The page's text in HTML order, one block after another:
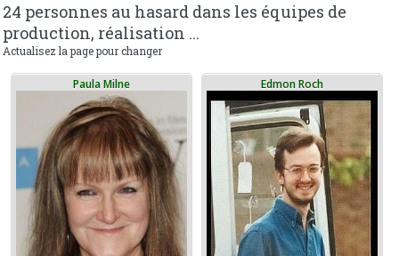
24 personnes au hasard dans les équipes de
production, réalisation ...
Actualisez la page pour changer
Paula Milne Edmon Roch